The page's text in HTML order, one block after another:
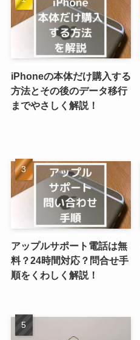
iPhoneの本体だけ購入する
方法とその後のデータ移行
までやさしく解説！
アップルサポート電話は無
料？24時間対応？問合せ手
順をくわしく解説！